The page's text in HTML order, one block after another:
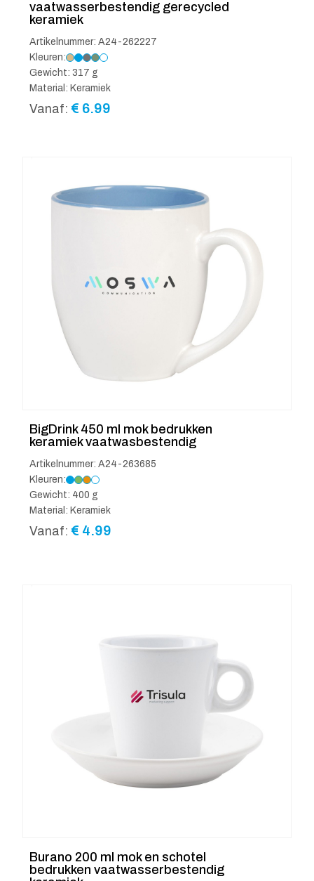
vaatwasserbestendig gerecycled
keramiek
Artikelnummer: A24-262227
Kleuren:
Gewicht: 317 g
Material: Keramiek
Vanaf: € 6.99
BigDrink 450 ml mok bedrukken
keramiek vaatwasbestendig
Artikelnummer: A24-263685
Kleuren:
Gewicht: 400 g
Material: Keramiek
Vanaf: € 4.99
Burano 200 ml mok en schotel
bedrukken vaatwasserbestendig